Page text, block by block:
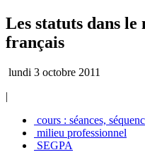
Les statuts dans
français
lundi 3 octobre 2011
|
cours : séances,
milieu professionnel
SEGPA